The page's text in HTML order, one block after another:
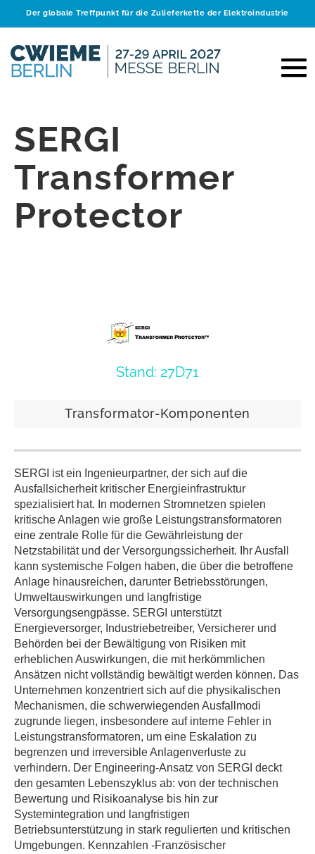
Der globale Treffpunkt für die Zulieferkette der Elektroindustrie
SERGI
Transformer
Protector
Stand: 27D71
Transformator-Komponenten
SERGI ist ein Ingenieurpartner, der sich auf die
Ausfallsicherheit kritischer Energieinfrastruktur
spezialisiert hat. In modernen Stromnetzen spielen
kritische Anlagen wie große Leistungstransformatoren
eine zentrale Rolle für die Gewährleistung der
Netzstabilität und der Versorgungssicherheit. Ihr Ausfall
kann systemische Folgen haben, die über die betroffene
Anlage hinausreichen, darunter Betriebsstörungen,
Umweltauswirkungen und langfristige
Versorgungsengpässe. SERGI unterstützt
Energieversorger, Industriebetreiber, Versicherer und
Behörden bei der Bewältigung von Risiken mit
erheblichen Auswirkungen, die mit herkömmlichen
Ansätzen nicht vollständig bewältigt werden können. Das
Unternehmen konzentriert sich auf die physikalischen
Mechanismen, die schwerwiegenden Ausfallmodi
zugrunde liegen, insbesondere auf interne Fehler in
Leistungstransformatoren, um eine Eskalation zu
begrenzen und irreversible Anlagenverluste zu
verhindern. Der Engineering-Ansatz von SERGI deckt
den gesamten Lebenszyklus ab: von der technischen
Bewertung und Risikoanalyse bis hin zur
Systemintegration und langfristigen
Betriebsunterstützung in stark regulierten und kritischen
Umgebungen. Kennzahlen -Französischer